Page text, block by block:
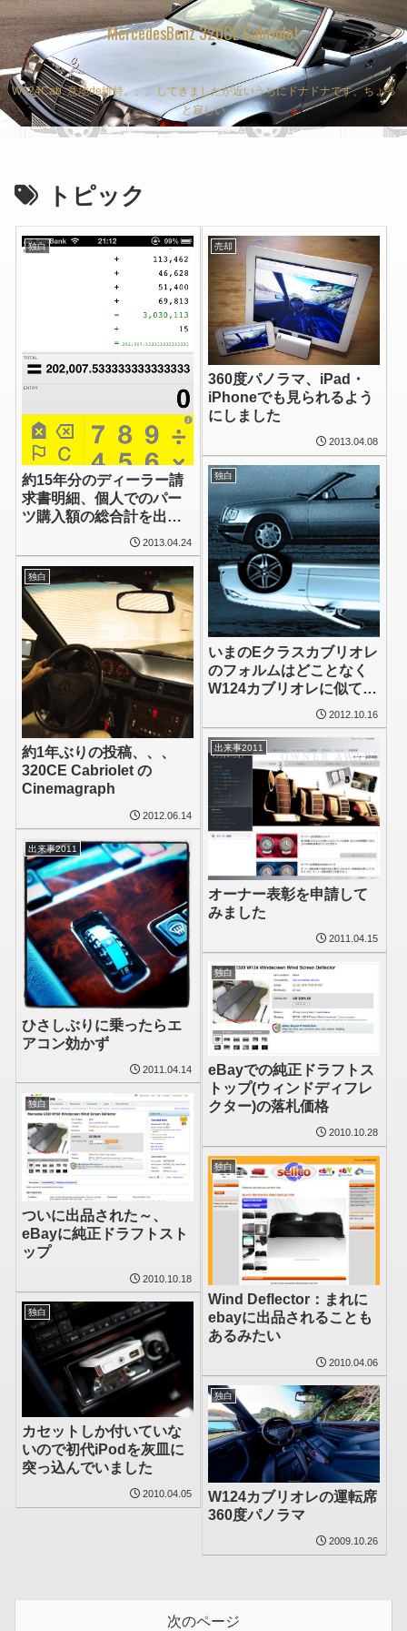
MercedesBenz 320CE Cabriolet
W124Cab. 意地de維持。。。してきましたが近いうちにドナドナです、ちょっ
と寂しい
トピック
独白
約15年分のディーラー請
求書明細、個人でのパー
ツ購入額の総合計を出し
2013.04.24
売却
360度パノラマ、iPad・
iPhoneでも見られるよう
にしました
2013.04.08
独白
いまのEクラスカブリオレ
のフォルムはどことなく
W124カブリオレに似てい
2012.10.16
独白
約1年ぶりの投稿、、、
320CE Cabriolet の
Cinemagraph
2012.06.14
出来事2011
オーナー表彰を申請して
みました
2011.04.15
出来事2011
ひさしぶりに乗ったらエ
アコン効かず
2011.04.14
独白
eBayでの純正ドラフトス
トップ(ウィンドディフレ
クター)の落札価格
2010.10.28
独白
ついに出品された～、
eBayに純正ドラフトスト
ップ
2010.10.18
独白
Wind Deflector：まれに
ebayに出品されることも
あるみたい
2010.04.06
独白
カセットしか付いていな
いので初代iPodを灰皿に
突っ込んでいました
2010.04.05
独白
W124カブリオレの運転席
360度パノラマ
2009.10.26
次のページ